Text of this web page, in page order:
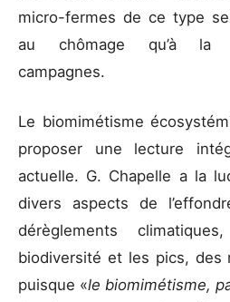
micro-fermes de ce type
au chômage qu’à la
campagnes.
Le biomimétisme
proposer une lecture
actuelle. G. Chapelle a la
divers aspects de
dérèglements
biodiversité et les pics, des
puisque «le biomimétisme,